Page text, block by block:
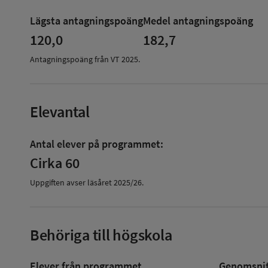
Antagningspoäng
Lägsta antagningspoäng
120,0
Medel antagningspoäng
182,7
Antagningspoäng från VT 2025.
Elevantal
Antal elever på programmet:
Cirka 60
Uppgiften avser läsåret2025/26.
Behöriga till högskola